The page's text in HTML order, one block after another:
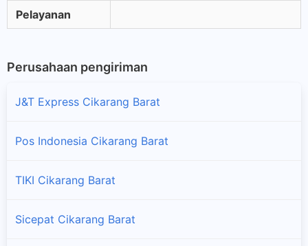
Pelayanan
Perusahaan pengiriman
J&T Express Cikarang Barat
Pos Indonesia Cikarang Barat
TIKI Cikarang Barat
Sicepat Cikarang Barat